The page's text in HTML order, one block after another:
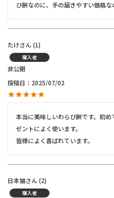
び餅なのに、手の届きやすい価格な
たけ 1
購入者
非公開
投稿日
2025/07/02
本当に美味しいわらび餅です。初
ゼントによく使います。
皆様によく喜ばれています。
日本猫 2
購入者